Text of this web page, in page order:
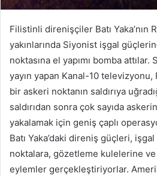
Filistinli direnişçiler Batı Yaka’nın
yakınlarında Siyonist işgal
noktasına el yapımı bomba
yayın yapan Kanal-10 televizyonu,
bir askeri noktanın saldırıya
saldırıdan sonra çok sayıda
yakalamak için geniş çaplı
Batı Yaka’daki direniş güçleri,
noktalara, gözetleme kulelerine ve
eylemler gerçekleştiriyorlar.